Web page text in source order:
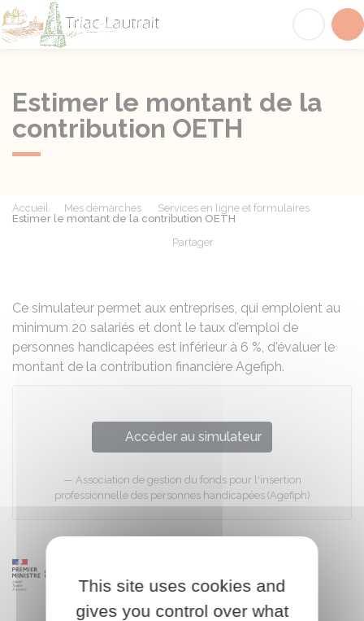
Estimer le montant de la
contribution OETH
Accueil Mes démarches
Services en ligne et formulaires
Estimer le montant de la contribution OETH
Partager
Ce simulateur permet aux entreprises, qui emploient au
minimum 20 salariés et dont le taux d'emploi de
personnes handicapées est inférieur à 6 %, d'évaluer le
montant de la contribution financière Agefiph.
Accéder au simulateur
Association de gestion du fonds pour l'insertion
professionnelle des personnes handicapées (Agefiph)
This site uses cookies and
gives you control over what